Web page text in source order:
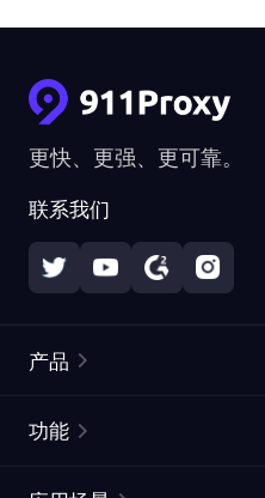
更快、更强、更可靠。
联系我们
产品
功能